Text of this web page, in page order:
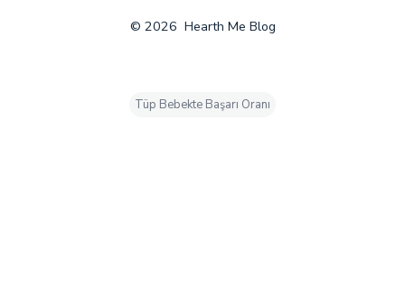
© 2026 Hearth Me Blog
Tüp Bebekte Başarı Oranı